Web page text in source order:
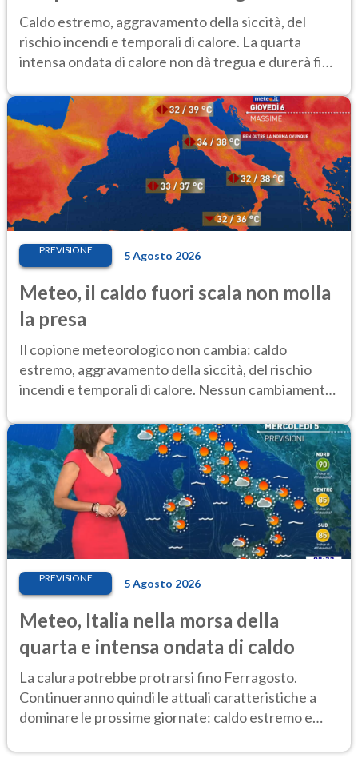
Caldo estremo, aggravamento della siccità, del
rischio incendi e temporali di calore. La quarta
intensa ondata di calore non dà tregua e durerà fino
PREVISIONE 5 Agosto 2026
Meteo, il caldo fuori scala non molla
la presa
Il copione meteorologico non cambia: caldo
estremo, aggravamento della siccità, del rischio
incendi e temporali di calore. Nessun cambiamento
PREVISIONE 5 Agosto 2026
Meteo, Italia nella morsa della
quarta e intensa ondata di caldo
La calura potrebbe protrarsi fino Ferragosto.
Continueranno quindi le attuali caratteristiche a
dominare le prossime giornate: caldo estremo e